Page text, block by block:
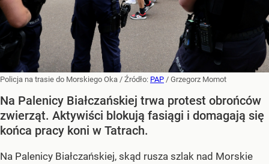
Policja na trasie do Morskiego Oka / Źródło: PAP / Grzegorz Momot
Na Palenicy Białczańskiej trwa protest obrońców
zwierząt. Aktywiści blokują fasiągi i domagają się
końca pracy koni w Tatrach.
Na Palenicy Białczańskiej, skąd rusza szlak nad Morskie